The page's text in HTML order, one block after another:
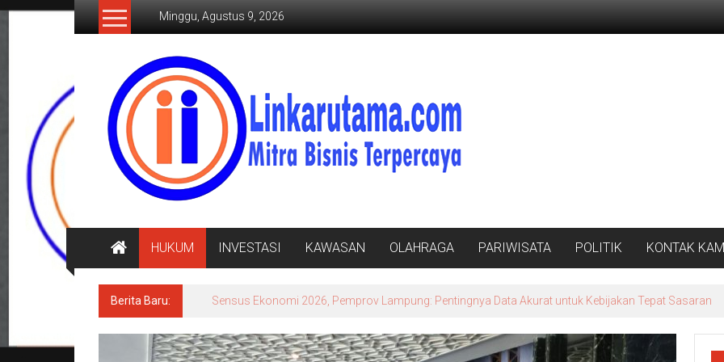
Lompat
Minggu, Agustus 9, 2026
LINKARUTAMA.COM
Mitra
Bisnis
Terpercaya
HUKUM INVESTASI KAWASAN OLAHRAGA PARIWISATA POLITIK KONTAK
Berita Baru: Sensus Ekonomi 2026, Pemprov Lampung: Pentingnya Data Akurat untuk Kebijakan Tepat Sasaran